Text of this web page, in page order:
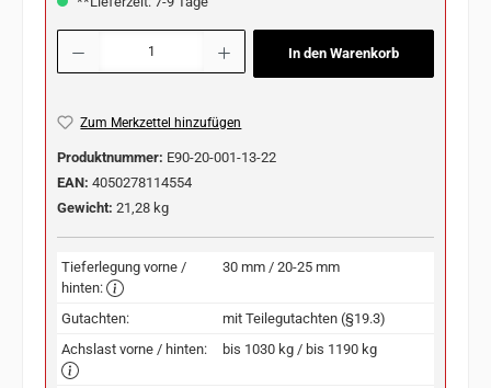
Produkt Anzahl: Gib den gewünschten Wert ein oder benutze die Schaltflächen
In den Warenkorb
Zum Merkzettel hinzufügen
Produktnummer: E90-20-001-13-22
EAN: 4050278114554
Gewicht: 21,28 kg
Tieferlegung vorne /
hinten:
30 mm / 20-25 mm
Gutachten:
mit Teilegutachten (§19.3)
Achslast vorne / hinten:
bis 1030 kg / bis 1190 kg